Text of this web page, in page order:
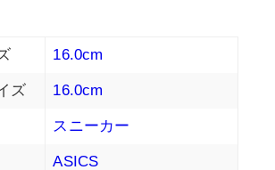
16.0cm
ズ 16.0cm
スニーカー
ASICS